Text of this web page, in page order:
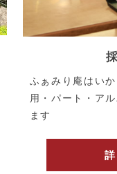
ふぁみり庵はい
用・パート・ア
ます